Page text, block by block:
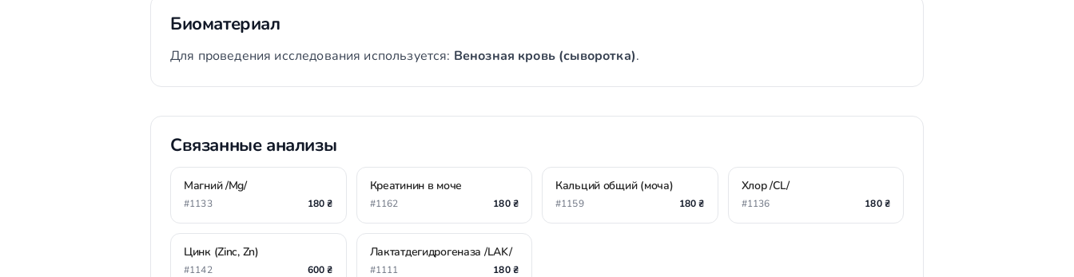
Биоматериал
Для проведения исследования используется: Венозная кровь (сыворотка).
Связанные анализы
Магний /Mg/
#1133 180 ₴
Креатинин в моче
#1162 180 ₴
Кальций общий (моча)
#1159 180 ₴
Хлор /CL/
#1136 180 ₴
Цинк (Zinc, Zn)
#1142 600 ₴
Лактатдегидрогеназа /LAK/
#1111 180 ₴